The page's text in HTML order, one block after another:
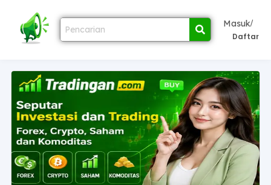
Masuk/
Daftar